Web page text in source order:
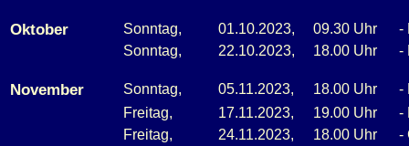
Oktober Sonntag, 01.10.2023, 09.30 Uhr -
Sonntag,
22.10.2023, 18.00 Uhr -
November Sonntag, 05.11.2023, 18.00 Uhr -
Freitag,
17.11.2023, 19.00 Uhr -
Freitag,
24.11.2023, 18.00 Uhr -